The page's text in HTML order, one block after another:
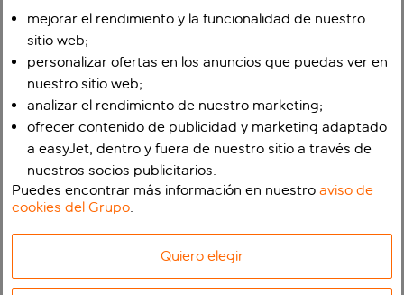
mejorar el rendimiento y la funcionalidad de nuestro
sitio web;
personalizar ofertas en los anuncios que puedas ver en
nuestro sitio web;
analizar el rendimiento de nuestro marketing;
ofrecer contenido de publicidad y marketing adaptado
a easyJet, dentro y fuera de nuestro sitio a través de
nuestros socios publicitarios.
Puedes encontrar más información en nuestroaviso de
cookies del Grupo.
Quiero elegir